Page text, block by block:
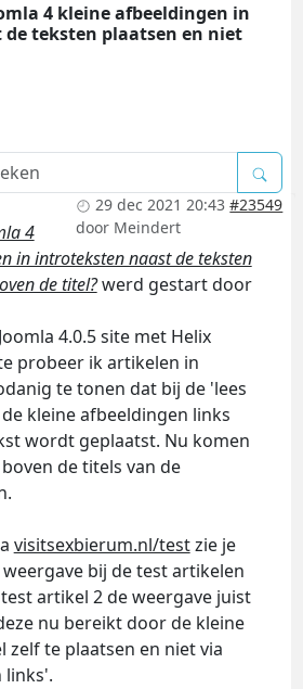
4 kleine afbeeldingen in
teksten plaatsen en niet
29 dec 2021 20:43 #23549
door Meindert
4
in introteksten naast de teksten
de titel?werd gestart door
4.0.5 site met Helix
probeer ik artikelen in
te tonen dat bij de 'lees
kleine afbeeldingen links
wordt geplaatst. Nu komen
de titels van de
visitsexbierum.nl/testzie je
bij de test artikelen
artikel 2 de weergave juist
nu bereikt door de kleine
te plaatsen en niet via
links'.